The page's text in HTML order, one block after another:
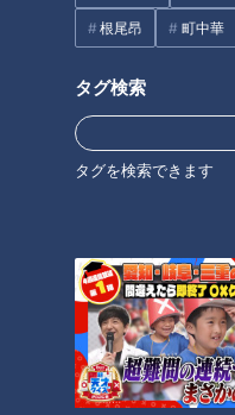
根尾昂 町中華
タグ検索
タグを検索できます
感じることができた！」な
の「地名しりとりの旅」完結
参りへ！
タグ
オススメ関連コンテ